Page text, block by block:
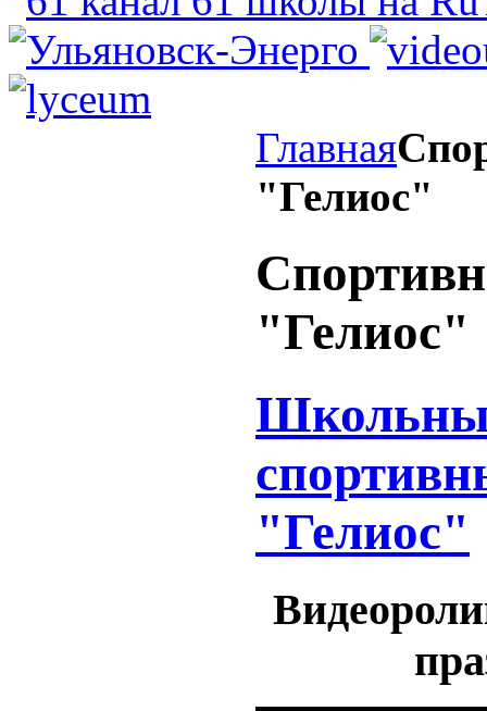
Главная
"Гелиос"
"Гелиос"
"Гелиос"